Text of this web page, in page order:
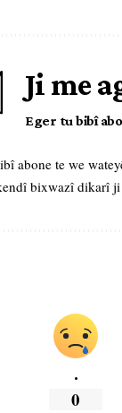
Ji me
Eger tu bibî
abone te we
bixwazî dikarî
.
0